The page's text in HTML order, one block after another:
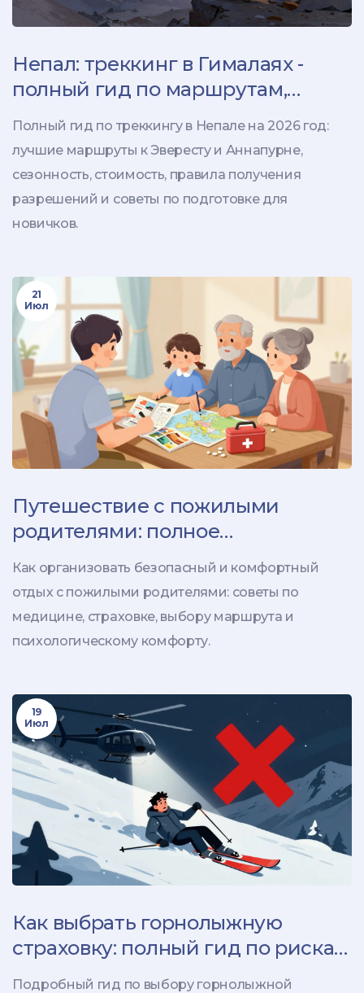
Непал: треккинг в Гималаях -
полный гид по маршрутам,
сезонам и стоимости на 2026 год
Полный гид по треккингу в Непале на 2026 год:
лучшие маршруты к Эвересту и Аннапурне,
сезонность, стоимость, правила получения
разрешений и советы по подготовке для
новичков.
21
Июл
Путешествие с пожилыми
родителями: полное
руководство по планированию
Как организовать безопасный и комфортный
отдых с пожилыми родителями: советы по
медицине, страховке, выбору маршрута и
психологическому комфорту.
19
Июл
Как выбрать горнолыжную
страховку: полный гид по рискам
и покрытиям в 2026 году
Подробный гид по выбору горнолыжной